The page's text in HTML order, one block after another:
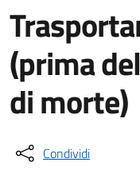
(prima
di morte)
Condividi